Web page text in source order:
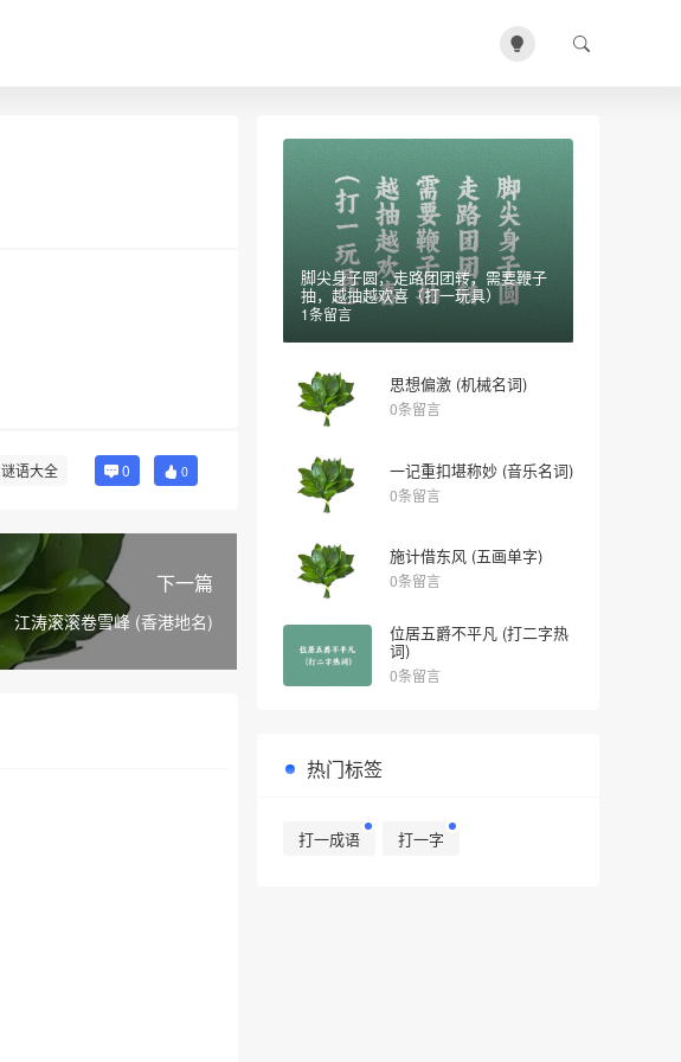
谜语大全 0 0
下一篇
江涛滚滚卷雪峰 (香港地名)
脚尖身子圆，走路团团转，需要鞭子
抽，越抽越欢喜（打一玩具）
1条留言
思想偏激 (机械名词)
0条留言
一记重扣堪称妙 (音乐名词)
0条留言
施计借东风 (五画单字)
0条留言
位居五爵不平凡 (打二字热
词)
0条留言
热门标签
打一成语 打一字